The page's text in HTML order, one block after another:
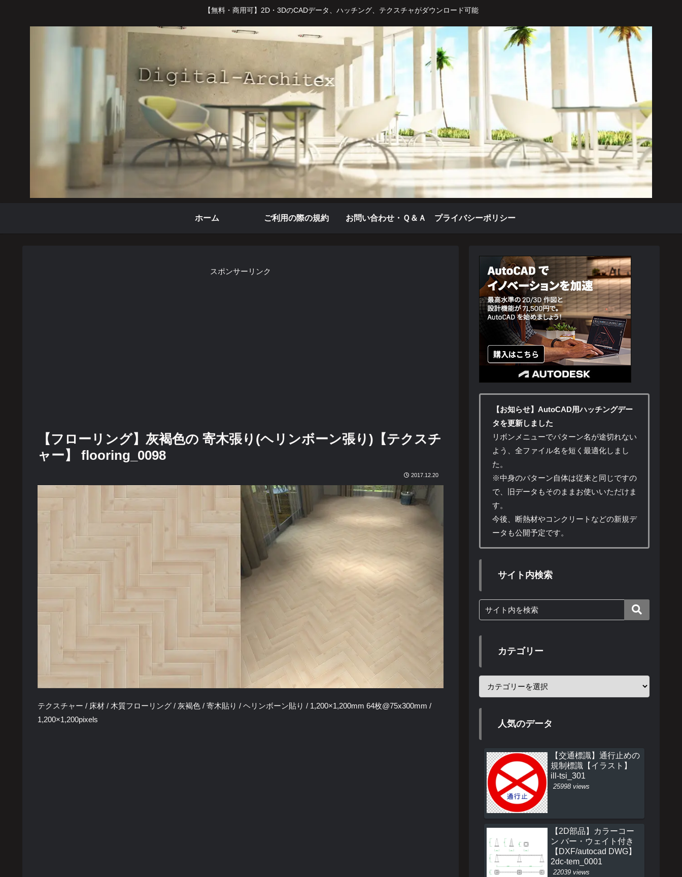
【無料・商用可】2D・3DのCADデータ、ハッチング、テクスチャがダウンロード可能
ホーム ご利用の際の規約 お問い合わせ・Ｑ＆Ａ プライバシーポリシー
スポンサーリンク
【フローリング】灰褐色の 寄木張り(ヘリンボーン張り)【テクスチ
ャー】 flooring_0098
2017.12.20
テクスチャー / 床材 / 木質フローリング / 灰褐色 / 寄木貼り / ヘリンボーン貼り / 1,200×1,200mm 64枚@75x300mm /
1,200×1,200pixels
【お知らせ】AutoCAD用ハッチングデー
タを更新しました
リボンメニューでパターン名が途切れない
よう、全ファイル名を短く最適化しまし
た。
※中身のパターン自体は従来と同じですの
で、旧データもそのままお使いいただけま
す。
今後、断熱材やコンクリートなどの新規デ
ータも公開予定です。
サイト内検索
カテゴリー
人気のデータ
【交通標識】通行止めの
規制標識【イラスト】
ill-tsi_301
25998 views
【2D部品】カラーコー
ン バー・ウェイト付き
【DXF/autocad DWG】
2dc-tem_0001
22039 views